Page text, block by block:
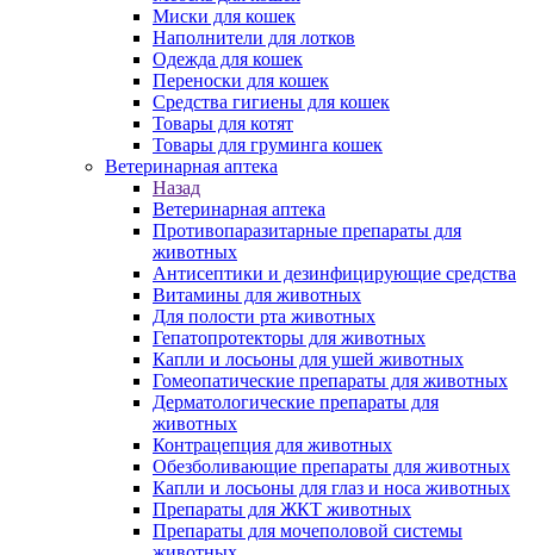
Миски для кошек
Наполнители для лотков
Одежда для кошек
Переноски для кошек
Средства гигиены для кошек
Товары для котят
Товары для груминга кошек
Ветеринарная аптека
Назад
Ветеринарная аптека
Противопаразитарные препараты для
животных
Антисептики и дезинфицирующие средства
Витамины для животных
Для полости рта животных
Гепатопротекторы для животных
Капли и лосьоны для ушей животных
Гомеопатические препараты для животных
Дерматологические препараты для
животных
Контрацепция для животных
Обезболивающие препараты для животных
Капли и лосьоны для глаз и носа животных
Препараты для ЖКТ животных
Препараты для мочеполовой системы